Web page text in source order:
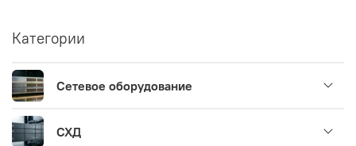
Категории
Сетевое оборудование
СХД